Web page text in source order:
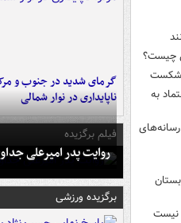
چیست؟
شکست
به
نیست
گرمای شدید در جنوب و
ناپایداری در نوار شمالی
فیلم برگزیده
روایت پدر امیرعلی
برگزیده ورزشی